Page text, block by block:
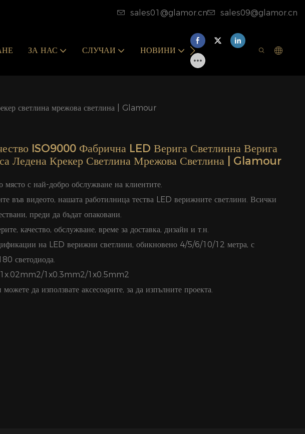
sales01@glamor.cn sales09@glamor.cn
ЗА НАС СЛУЧАИ НОВИНИ СВЪРЖЕТЕ СЕ С НАС
светлина мрежова светлина | Glamour
ISO9000 Фабрична LED Верига Светлинна Верига
Ледена Крекер Светлина Мрежова Светлина | Glamour
място с най-добро обслужване на клиентите.
във видеото, нашата работилница тества LED верижните светлини. Всички
преди да бъдат опаковани.
качество, обслужване, време за доставка, дизайн и т.н.
на LED верижни светлини, обикновено 4/5/6/10/12 метра, с
светодиода.
1x.02mm2/1x0.3mm2/1x0.5mm2
да използвате аксесоарите, за да изпълните проекта.